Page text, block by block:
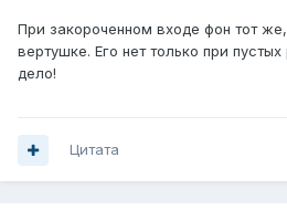
При закороченном входе фон тот
вертушке. Его нет только при
дело!
Цитата